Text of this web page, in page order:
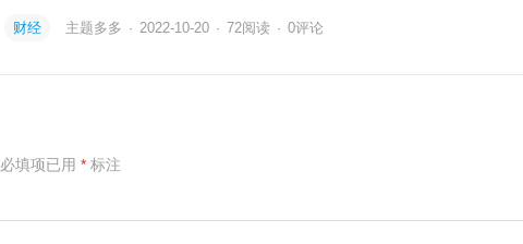
财经 主题多多 · 2022-10-20 · 72阅读 · 0评论
必填项已用 * 标注